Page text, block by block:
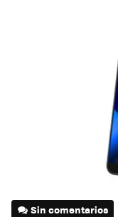
Sin comentarios